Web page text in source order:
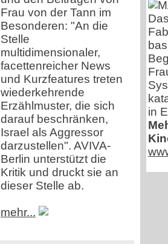
Frau von der Tann im
Besonderen: "An die
Stelle
multidimensionaler,
facettenreicher News
und Kurzfeatures treten
wiederkehrende
Erzählmuster, die sich
darauf beschränken,
Israel als Aggressor
darzustellen". AVIVA-
Berlin unterstützt die
Kritik und druckt sie an
dieser Stelle ab.
mehr...
in